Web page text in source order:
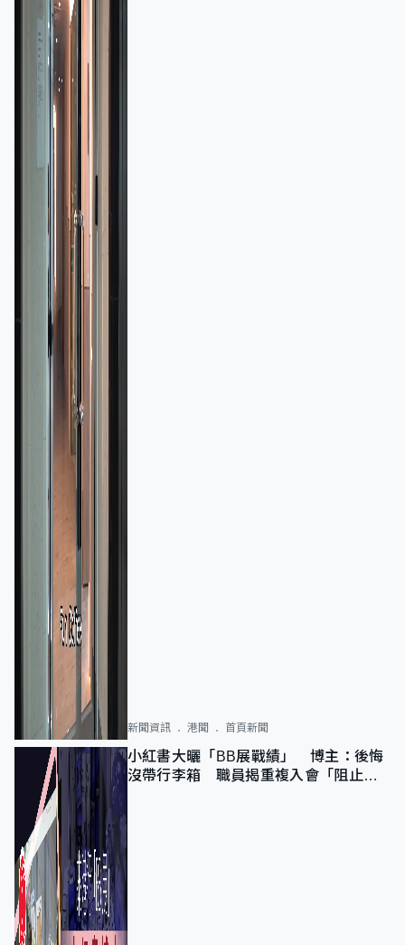
新聞資訊 港聞 首頁新聞
小紅書大曬「BB展戰績」 博主：後悔
沒帶行李箱 職員揭重複入會「阻止唔